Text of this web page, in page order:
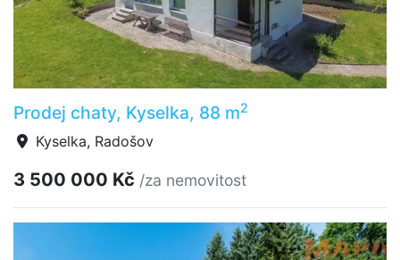
Prodej chaty, Kyselka, 88 m2
Kyselka, Radošov
3 500 000 Kč /za nemovitost